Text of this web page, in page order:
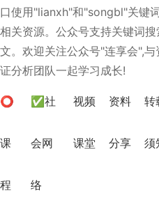
口使用"lianxh"和"songbl"关键
相关资源。公众号支持关键词搜
文。欢迎关注公众号"连享会",与
证分析团队一起学习成长!
⭕
课
程
✅社
会网
络
视频
课堂
资料
分享
转
须